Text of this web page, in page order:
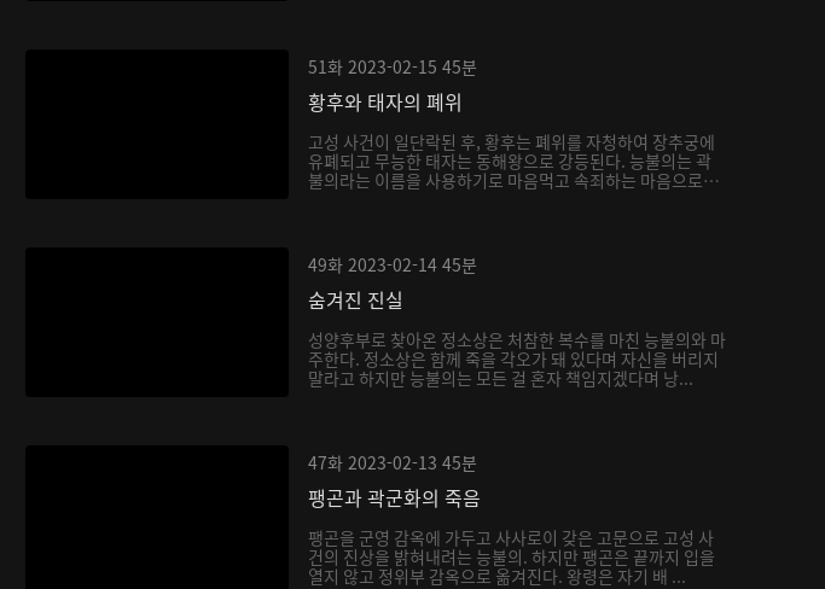
51화 2023-02-15 45분
황후와 태자의 폐위
고성 사건이 일단락된 후, 황후는 폐위를 자청하여 장추궁에
유폐되고 무능한 태자는 동해왕으로 강등된다. 능불의는 곽
불의라는 이름을 사용하기로 마음먹고 속죄하는 마음으로
49화 2023-02-14 45분
숨겨진 진실
성양후부로 찾아온 정소상은 처참한 복수를 마친 능불의와 마
주한다. 정소상은 함께 죽을 각오가 돼 있다며 자신을 버리지
말라고 하지만 능불의는 모든 걸 혼자 책임지겠다며 낭...
47화 2023-02-13 45분
팽곤과 곽군화의 죽음
팽곤을 군영 감옥에 가두고 사사로이 갖은 고문으로 고성 사
건의 진상을 밝혀내려는 능불의. 하지만 팽곤은 끝까지 입을
열지 않고 정위부 감옥으로 옮겨진다. 왕령은 자기 배 ...